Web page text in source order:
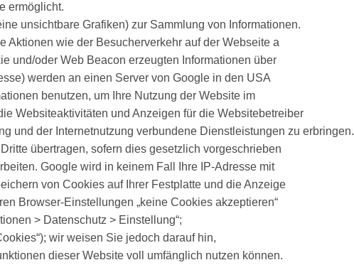
ermöglicht.
unsichtbare Grafiken) zur Sammlung von Informationen.
Aktionen wie der Besucherverkehr auf der Webseite a
und/oder Web Beacon erzeugten Informationen über
werden an einen Server von Google in den USA
benutzen, um Ihre Nutzung der Website im
Websiteaktivitäten und Anzeigen für die Websitebetreiber
und der Internetnutzung verbundene Dienstleistungen zu erbringen.
übertragen, sofern dies gesetzlich vorgeschrieben
Google wird in keinem Fall Ihre IP-Adresse mit
von Cookies auf Ihrer Festplatte und die Anzeige
Browser-Einstellungen „keine Cookies akzeptieren“
> Datenschutz > Einstellung“;
wir weisen Sie jedoch darauf hin,
dieser Website voll umfänglich nutzen können.